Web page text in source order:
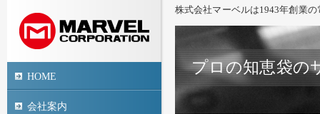
株式会社マーベルは1943年創業
プロの知恵袋の
HOME
会社案内